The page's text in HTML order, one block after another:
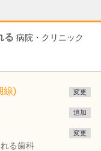
る 病院・クリニック
線) 変更
追加
る歯科
変更